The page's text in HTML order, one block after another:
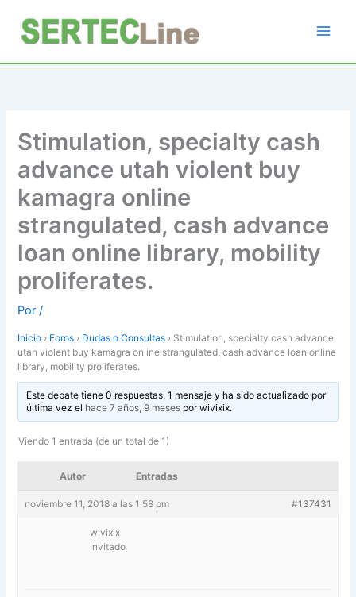
contenido
Stimulation, specialty cash
advance utah violent buy
kamagra online
strangulated, cash advance
loan online library, mobility
proliferates.
Por/
Inicio › Foros › Dudas o Consultas › Stimulation, specialty cash advance
utah violent buy kamagra online strangulated, cash advance loan online
library, mobility proliferates.
Este debate tiene 0 respuestas, 1 mensaje y ha sido actualizado por
última vez el hace 7 años, 9 mesesporwivixix.
Viendo 1 entrada (de un total de 1)
Autor Entradas
noviembre 11, 2018 a las 1:58 pm #137431
wivixix
Invitado